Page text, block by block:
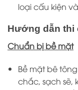
loại cấu kiện
Hướng dẫn thi
Chuẩn bị bề mặt
Bề mặt bê
chắc, sạch sẽ,